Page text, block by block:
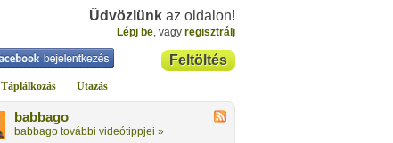
Üdvözlünk az oldalon!
Lépj be, vagy regisztrálj
Feltöltés
Táplálkozás Utazás
babbago
babbago további videótippjei »